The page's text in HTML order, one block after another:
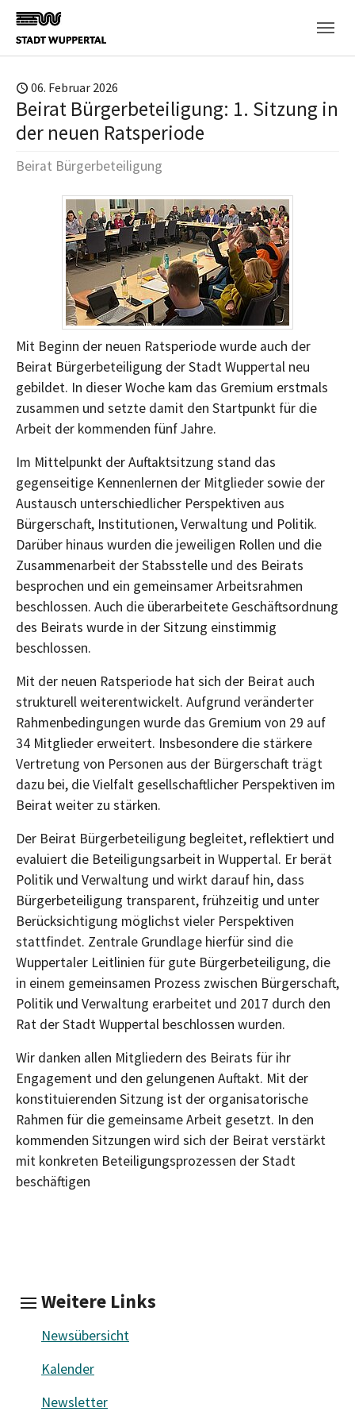
Skip to main content
06. Februar 2026
Beirat Bürgerbeteiligung: 1. Sitzung in
der neuen Ratsperiode
Beirat Bürgerbeteiligung
Mit Beginn der neuen Ratsperiode wurde auch der
Beirat Bürgerbeteiligung der Stadt Wuppertal neu
gebildet. In dieser Woche kam das Gremium erstmals
zusammen und setzte damit den Startpunkt für die
Arbeit der kommenden fünf Jahre.
Im Mittelpunkt der Auftaktsitzung stand das
gegenseitige Kennenlernen der Mitglieder sowie der
Austausch unterschiedlicher Perspektiven aus
Bürgerschaft, Institutionen, Verwaltung und Politik.
Darüber hinaus wurden die jeweiligen Rollen und die
Zusammenarbeit der Stabsstelle und des Beirats
besprochen und ein gemeinsamer Arbeitsrahmen
beschlossen. Auch die überarbeitete Geschäftsordnung
des Beirats wurde in der Sitzung einstimmig
beschlossen.
Mit der neuen Ratsperiode hat sich der Beirat auch
strukturell weiterentwickelt. Aufgrund veränderter
Rahmenbedingungen wurde das Gremium von 29 auf
34 Mitglieder erweitert. Insbesondere die stärkere
Vertretung von Personen aus der Bürgerschaft trägt
dazu bei, die Vielfalt gesellschaftlicher Perspektiven im
Beirat weiter zu stärken.
Der Beirat Bürgerbeteiligung begleitet, reflektiert und
evaluiert die Beteiligungsarbeit in Wuppertal. Er berät
Politik und Verwaltung und wirkt darauf hin, dass
Bürgerbeteiligung transparent, frühzeitig und unter
Berücksichtigung möglichst vieler Perspektiven
stattfindet. Zentrale Grundlage hierfür sind die
Wuppertaler Leitlinien für gute Bürgerbeteiligung, die
in einem gemeinsamen Prozess zwischen Bürgerschaft,
Politik und Verwaltung erarbeitet und 2017 durch den
Rat der Stadt Wuppertal beschlossen wurden.
Wir danken allen Mitgliedern des Beirats für ihr
Engagement und den gelungenen Auftakt. Mit der
konstituierenden Sitzung ist der organisatorische
Rahmen für die gemeinsame Arbeit gesetzt. In den
kommenden Sitzungen wird sich der Beirat verstärkt
mit konkreten Beteiligungsprozessen der Stadt
beschäftigen
Weitere Links
Newsübersicht
Kalender
Newsletter